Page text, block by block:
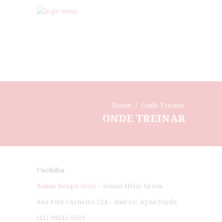
Home Onde Treinar
ONDE TREINAR
Curitiba
Rakan Kenpo Dojo – Sensei Helio Greca
Rua Petit Carneiro 524 – Bairro: Água Verde
(41) 99245-9559